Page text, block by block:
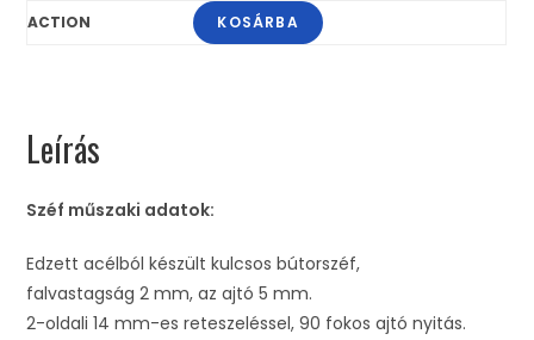
KOSÁRBA
Leírás
Széf műszaki adatok:
Edzett acélból készült kulcsos bútorszéf,
falvastagság 2 mm, az ajtó 5 mm.
2-oldali 14 mm-es reteszeléssel, 90 fokos ajtó nyitás.